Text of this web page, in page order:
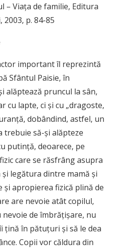
– Viaţa de familie, Editura
p. 84-85
important îl reprezintă
Sfântul Paisie, în
alăptează pruncul la sân,
cu lapte, ci şi cu „dragoste,
dobândind, astfel, un
trebuie să-şi alăpteze
putinţă, deoarece, pe
care se răsfrâng asupra
legătura dintre mamă şi
apropierea fizică plină de
are nevoie atât copilul,
nevoie de îmbrăţişare, nu
ţină în pătuţuri şi să le dea
Copii vor căldura din